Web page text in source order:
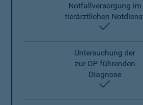
Notfallversorgung im
tierärztlichen
Untersuchung der
zur OP führenden
Diagnose